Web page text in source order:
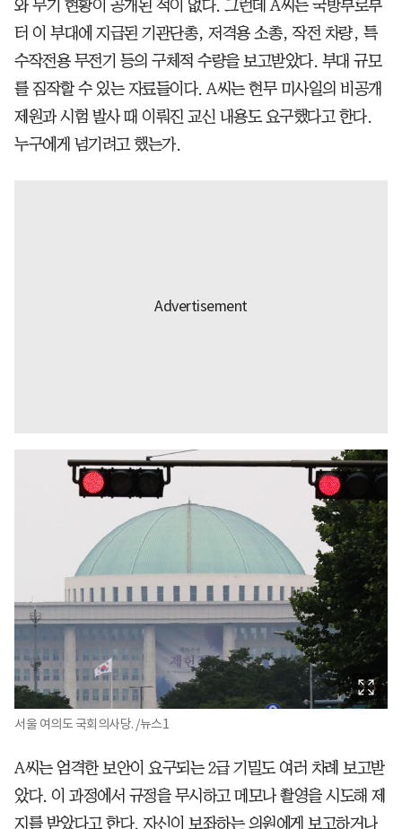
와 무기 현황이 공개된 적이 없다. 그런데 A씨는 국방부로부
터 이 부대에 지급된 기관단총, 저격용 소총, 작전 차량, 특
수작전용 무전기 등의 구체적 수량을 보고받았다. 부대 규모
를 짐작할 수 있는 자료들이다. A씨는 현무 미사일의 비공개
제원과 시험 발사 때 이뤄진 교신 내용도 요구했다고 한다.
누구에게 넘기려고 했는가.
서울 여의도 국회의사당. /뉴스1
A씨는 엄격한 보안이 요구되는 2급 기밀도 여러 차례 보고받
았다. 이 과정에서 규정을 무시하고 메모나 촬영을 시도해 제
지를 받았다고 한다. 자신이 보좌하는 의원에게 보고하거나